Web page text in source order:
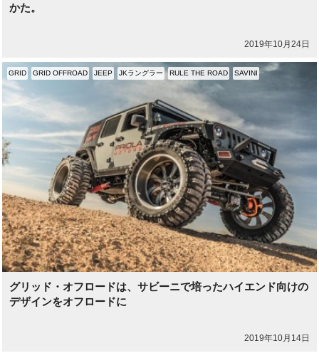
かた。
2019年10月24日
グリッド・オフロードは、サビーニで培ったハイエンド向けの
デザインをオフロードに
2019年10月14日
GRID GRID OFFROAD JEEP JKラングラー RULE THE ROAD SAVINI